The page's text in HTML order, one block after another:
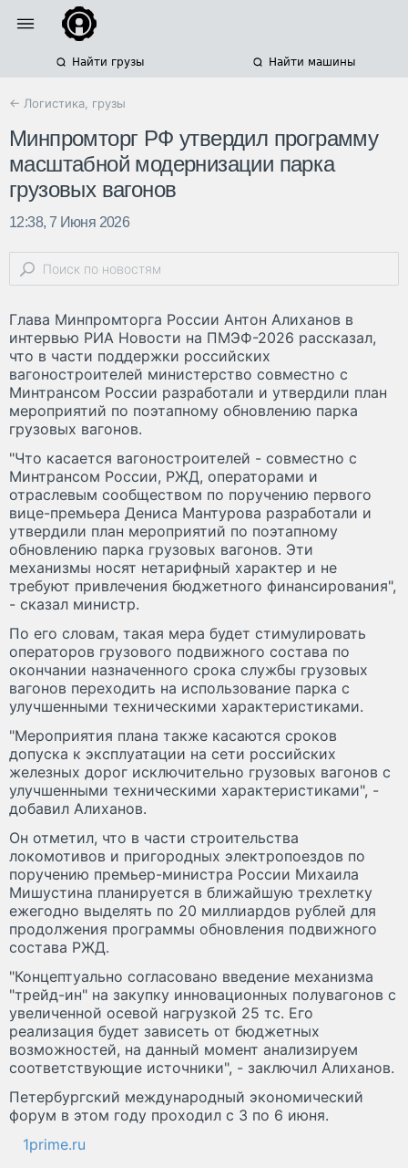
Найти грузы Найти машины
← Логистика, грузы
Минпромторг РФ утвердил программу
масштабной модернизации парка
грузовых вагонов
12:38, 7 Июня 2026
Глава Минпромторга России Антон Алиханов в
интервью РИА Новости на ПМЭФ-2026 рассказал,
что в части поддержки российских
вагоностроителей министерство совместно с
Минтрансом России разработали и утвердили план
мероприятий по поэтапному обновлению парка
грузовых вагонов.
"Что касается вагоностроителей - совместно с
Минтрансом России, РЖД, операторами и
отраслевым сообществом по поручению первого
вице-премьера Дениса Мантурова разработали и
утвердили план мероприятий по поэтапному
обновлению парка грузовых вагонов. Эти
механизмы носят нетарифный характер и не
требуют привлечения бюджетного финансирования",
- сказал министр.
По его словам, такая мера будет стимулировать
операторов грузового подвижного состава по
окончании назначенного срока службы грузовых
вагонов переходить на использование парка с
улучшенными техническими характеристиками.
"Мероприятия плана также касаются сроков
допуска к эксплуатации на сети российских
железных дорог исключительно грузовых вагонов с
улучшенными техническими характеристиками", -
добавил Алиханов.
Он отметил, что в части строительства
локомотивов и пригородных электропоездов по
поручению премьер-министра России Михаила
Мишустина планируется в ближайшую трехлетку
ежегодно выделять по 20 миллиардов рублей для
продолжения программы обновления подвижного
состава РЖД.
"Концептуально согласовано введение механизма
"трейд-ин" на закупку инновационных полувагонов с
увеличенной осевой нагрузкой 25 тс. Его
реализация будет зависеть от бюджетных
возможностей, на данный момент анализируем
соответствующие источники", - заключил Алиханов.
Петербургский международный экономический
форум в этом году проходил с 3 по 6 июня.
1prime.ru